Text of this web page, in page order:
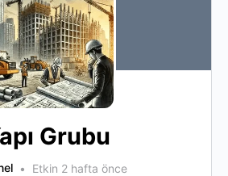
Grubu
Etkin 2 hafta önce